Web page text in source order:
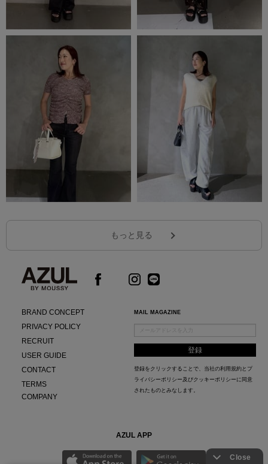
もっと見る
BRAND CONCEPT
PRIVACY POLICY
RECRUIT
USER GUIDE
CONTACT
TERMS
COMPANY
MAIL MAGAZINE
登録をクリックすることで、当社の利用規約 と プ
ライバシーポリシー及びクッキーポリシー に同意
されたものとみなします。
AZUL APP